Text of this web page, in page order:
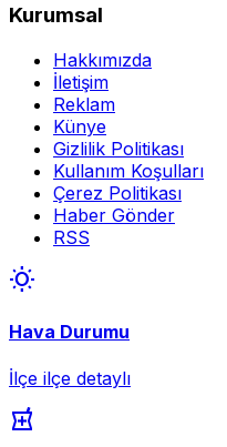
Kurumsal
Hakkımızda
İletişim
Reklam
Künye
Gizlilik Politikası
Kullanım Koşulları
Çerez Politikası
Haber Gönder
RSS
wb_sunny
Hava Durumu
İlçe ilçe detaylı
local_pharmacy